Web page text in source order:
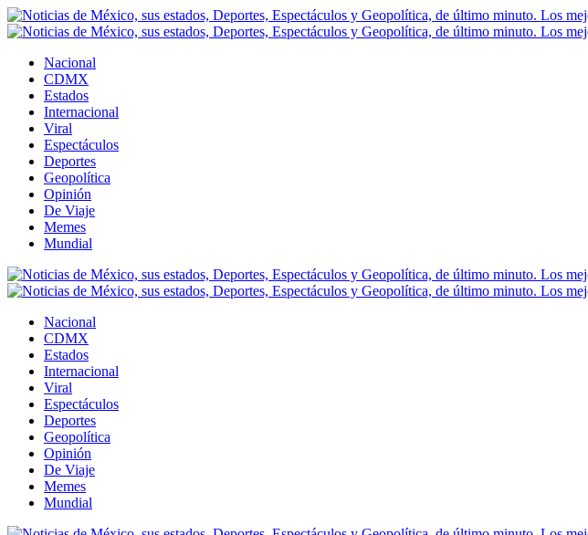
Nacional
CDMX
Estados
Internacional
Viral
Espectáculos
Deportes
Geopolítica
Opinión
De Viaje
Memes
Mundial
Nacional
CDMX
Estados
Internacional
Viral
Espectáculos
Deportes
Geopolítica
Opinión
De Viaje
Memes
Mundial